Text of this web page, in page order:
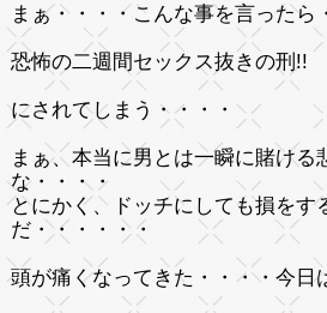
まぁ・・・・こんな事を言ったら
恐怖の二週間セックス抜きの刑!!
にされてしまう・・・・
まぁ、本当に男とは一瞬に賭ける
な・・・・
とにかく、ドッチにしても損をす
だ・・・・・・
頭が痛くなってきた・・・・今日